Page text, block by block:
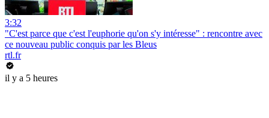
3:32
"C'est parce que c'est l'euphorie qu'on s'y intéresse" : rencontre avec
ce nouveau public conquis par les Bleus
rtl.fr
il y a 5 heures